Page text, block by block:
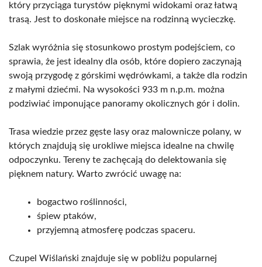
który przyciąga turystów pięknymi widokami oraz łatwą
trasą. Jest to doskonałe miejsce na rodzinną wycieczkę.
Szlak wyróżnia się stosunkowo prostym podejściem, co
sprawia, że jest idealny dla osób, które dopiero zaczynają
swoją przygodę z górskimi wędrówkami, a także dla rodzin
z małymi dziećmi. Na wysokości 933 m n.p.m. można
podziwiać imponujące panoramy okolicznych gór i dolin.
Trasa wiedzie przez gęste lasy oraz malownicze polany, w
których znajdują się urokliwe miejsca idealne na chwilę
odpoczynku. Tereny te zachęcają do delektowania się
pięknem natury. Warto zwrócić uwagę na:
bogactwo roślinności,
śpiew ptaków,
przyjemną atmosferę podczas spaceru.
Czupel Wiślański znajduje się w pobliżu popularnej